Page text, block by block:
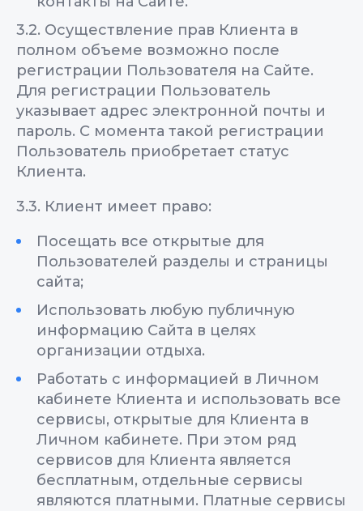
3.2. Осуществление прав Клиента в
полном объеме возможно после
регистрации Пользователя на Сайте.
Для регистрации Пользователь
указывает адрес электронной почты и
пароль. С момента такой регистрации
Пользователь приобретает статус
Клиента.
3.3. Клиент имеет право:
Посещать все открытые для
Пользователей разделы и страницы
сайта;
Использовать любую публичную
информацию Сайта в целях
организации отдыха.
Работать с информацией в Личном
кабинете Клиента и использовать все
сервисы, открытые для Клиента в
Личном кабинете. При этом ряд
сервисов для Клиента является
бесплатным, отдельные сервисы
являются платными. Платные сервисы